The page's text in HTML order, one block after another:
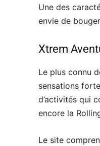
Une des
envie de
Xtrem
Le plus connu
sensations
d’activités qui
encore la
Le site